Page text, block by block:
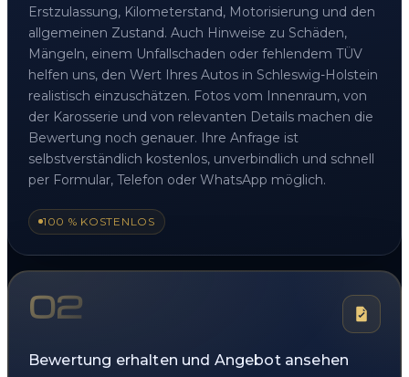
Erstzulassung, Kilometerstand, Motorisierung und den
allgemeinen Zustand. Auch Hinweise zu Schäden,
Mängeln, einem Unfallschaden oder fehlendem TÜV
helfen uns, den Wert Ihres Autos in Schleswig-Holstein
realistisch einzuschätzen. Fotos vom Innenraum, von
der Karosserie und von relevanten Details machen die
Bewertung noch genauer. Ihre Anfrage ist
selbstverständlich kostenlos, unverbindlich und schnell
per Formular, Telefon oder WhatsApp möglich.
100 % KOSTENLOS
02
Bewertung erhalten und Angebot ansehen